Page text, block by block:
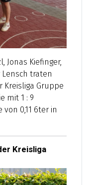
Jonas Kiefinger,
traten
Kreisliga Gruppe
mit 1 : 9
0,11 6ter in
Kreisliga